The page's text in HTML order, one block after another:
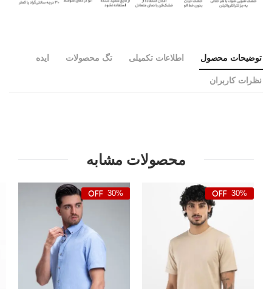
توضیحات محصول اطلاعات تکمیلی تگ محصولات ایده
نظرات کاربران
محصولات مشابه
30%
30%